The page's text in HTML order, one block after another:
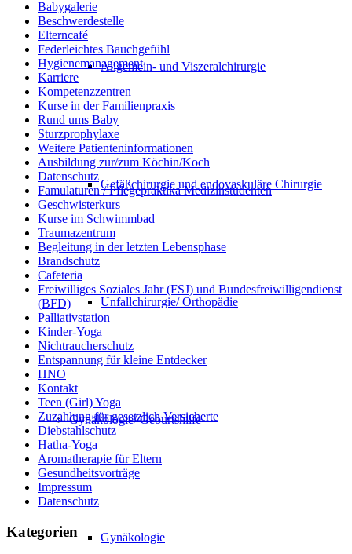
Allgemein- und Viszeralchirurgie
Gefäßchirurgie und endovaskuläre Chirurgie
Unfallchirurgie/ Orthopädie
Gynäkologie/ Geburtshilfe
Gynäkologie
Babygalerie
Beschwerdestelle
Elterncafé
Federleichtes Bauchgefühl
Hygienemanagement
Karriere
Kompetenzzentren
Kurse in der Familienpraxis
Rund ums Baby
Sturzprophylaxe
Weitere Patienteninformationen
Ausbildung zur/zum Köchin/Koch
Datenschutz
Famulaturen / Pflegepraktika Medizinstudenten
Geschwisterkurs
Kurse im Schwimmbad
Traumazentrum
Begleitung in der letzten Lebensphase
Brandschutz
Cafeteria
Freiwilliges Soziales Jahr (FSJ) und Bundesfreiwilligendienst
(BFD)
Palliativstation
Kinder-Yoga
Nichtraucherschutz
Entspannung für kleine Entdecker
HNO
Kontakt
Teen (Girl) Yoga
Zuzahlung für gesetzlich Versicherte
Diebstahlschutz
Hatha-Yoga
Aromatherapie für Eltern
Gesundheitsvorträge
Impressum
Datenschutz
Kategorien